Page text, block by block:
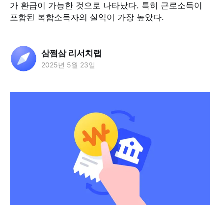
가 환급이 가능한 것으로 나타났다. 특히 근로소득이
포함된 복합소득자의 실익이 가장 높았다.
삼쩜삼 리서치랩
2025년 5월 23일